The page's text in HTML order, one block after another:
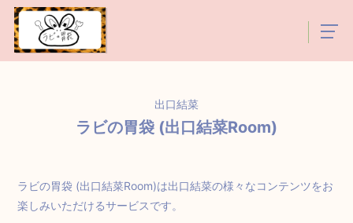
出口結菜
ラビの胃袋 (出口結菜Room)
ラビの胃袋 (出口結菜Room)は出口結菜の様々なコンテンツをお
楽しみいただけるサービスです。